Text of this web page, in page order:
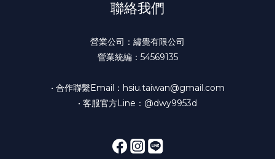
聯絡我們
營業公司：繡覺有限公司
營業統編：54569135
• 合作聯繫Email：hsiu.taiwan@gmail.com
• 客服官方Line：@dwy9953d